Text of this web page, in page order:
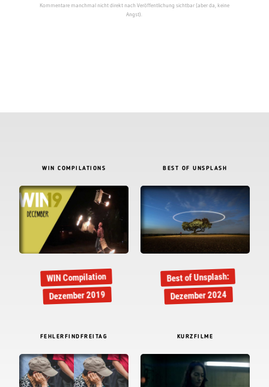
Kommentare manchmal nicht direkt nach Veröffentlichung sichtbar (aber da, keine
Angst).
WIN COMPILATIONS
WIN Compilation
Dezember 2019
BEST OF UNSPLASH
Best of Unsplash:
Dezember 2024
FEHLERFINDFREITAG KURZFILME